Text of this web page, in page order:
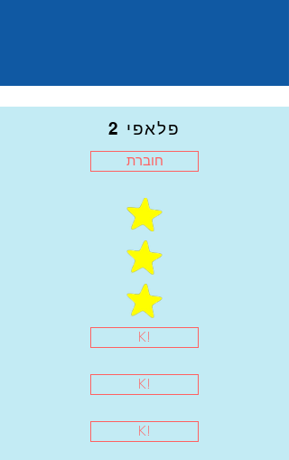
פלאפי 2
חוברת
K!
K!
K!